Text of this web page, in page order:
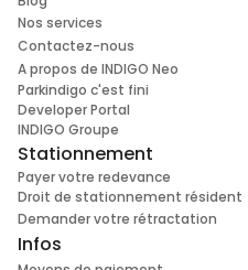
Nos services
Contactez-nous
A propos de INDIGO Neo
Parkindigo c'est fini
Developer Portal
INDIGO Groupe
Stationnement
Payer votre redevance
Droit de stationnement résident
Demander votre rétractation
Infos